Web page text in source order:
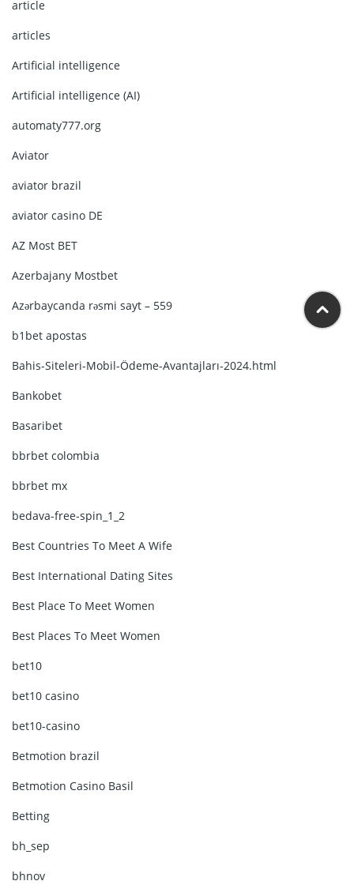
article
articles
Artificial intelligence
Artificial intelligence (AI)
automaty777.org
Aviator
aviator brazil
aviator casino DE
AZ Most BET
Azerbajany Mostbet
Azərbaycanda rəsmi sayt – 559
b1bet apostas
Bahis-Siteleri-Mobil-Ödeme-Avantajları-2024.html
Bankobet
Basaribet
bbrbet colombia
bbrbet mx
bedava-free-spin_1_2
Best Countries To Meet A Wife
Best International Dating Sites
Best Place To Meet Women
Best Places To Meet Women
bet10
bet10 casino
bet10-casino
Betmotion brazil
Betmotion Casino Basil
Betting
bh_sep
bhnov